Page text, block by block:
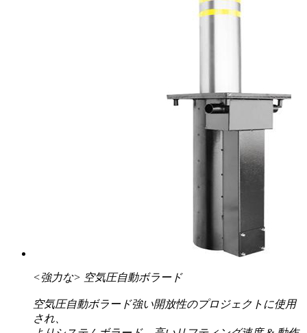
<強力な> 空気圧自動ボラード
空気圧自動ボラード強い開放性のプロジェクトに使用
され、